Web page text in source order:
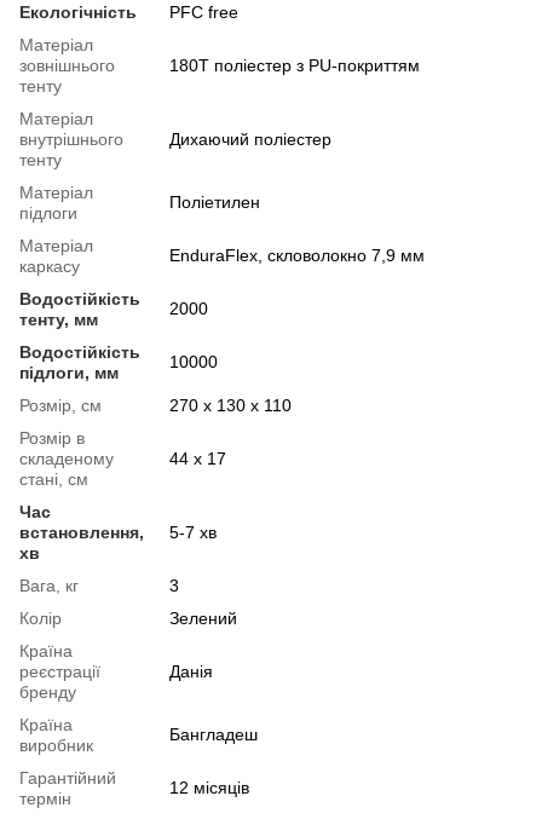
Екологічність
PFC free
Матеріал
зовнішнього
тенту
180T поліестер з PU-покриттям
Матеріал
внутрішнього
тенту
Дихаючий поліестер
Матеріал
підлоги
Поліетилен
Матеріал
каркасу
EnduraFlex, скловолокно 7,9 мм
Водостійкість
тенту, мм
2000
Водостійкість
підлоги, мм
10000
Розмір, см
270 х 130 х 110
Розмір в
складеному
стані, см
44 х 17
Час
встановлення,
хв
5-7 хв
Вага, кг
3
Колір
Зелений
Країна
реєстрації
бренду
Данія
Країна
виробник
Бангладеш
Гарантійний
термін
12 місяців